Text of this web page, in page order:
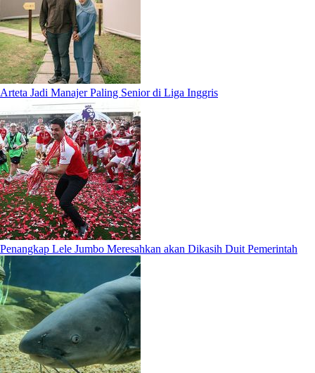
Arteta Jadi Manajer Paling Senior di Liga Inggris
Penangkap Lele Jumbo Meresahkan akan Dikasih Duit Pemerintah